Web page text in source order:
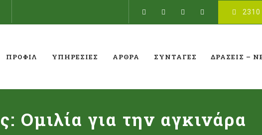
ΠΡΟΦΊΛ ΥΠΗΡΕΣΊΕΣ ΆΡΘΡΑ ΣΥΝΤΑΓΈΣ ΔΡΆΣΕΙΣ –
Ομιλία για την αγκινάρα